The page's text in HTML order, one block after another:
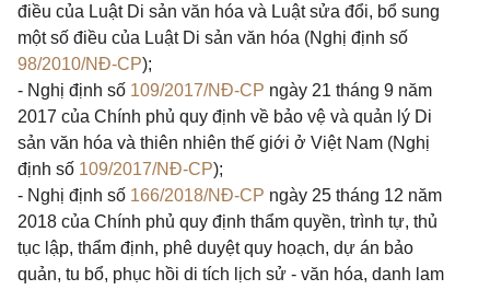
điều của Luật Di sản văn hóa và Luật sửa đổi, bổ sung
một số điều của Luật Di sản văn hóa (Nghị định số
98/2010/NĐ-CP);
- Nghị định số 109/2017/NĐ-CP ngày 21 tháng 9 năm
2017 của Chính phủ quy định về bảo vệ và quản lý Di
sản văn hóa và thiên nhiên thế giới ở Việt Nam (Nghị
định số 109/2017/NĐ-CP);
- Nghị định số 166/2018/NĐ-CP ngày 25 tháng 12 năm
2018 của Chính phủ quy định thẩm quyền, trình tự, thủ
tục lập, thẩm định, phê duyệt quy hoạch, dự án bảo
quản, tu bổ, phục hồi di tích lịch sử - văn hóa, danh lam